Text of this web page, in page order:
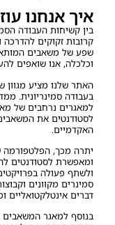
איך אנחנו
בין קשיחות העבודה
קרובות זקוקים
שפע של משאבים
וכלכלה, אנו שואפים
האתר שלנו מציע
בעבודה סמינריונית.
למאגרים נרחבים של
לסטודנטים את
האקדמיים.
יתרה מכך,
ומאפשרת לסטודנטים
ולשתף פעולה
סמינרים מקוונים
דברים אינטלקטואליים
בנוסף למאגר